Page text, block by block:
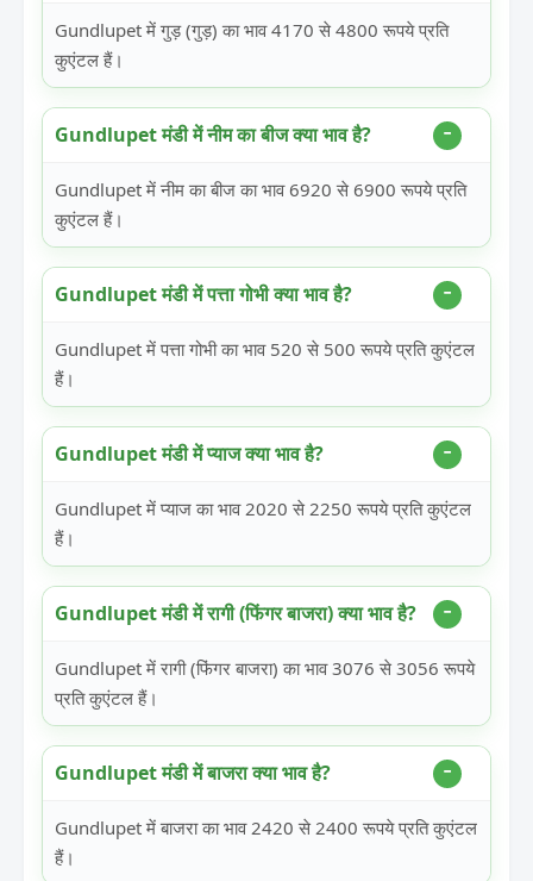
Gundlupet में गुड़ (गुड़) का भाव 4170 से 4800 रूपये प्रति
कुएंटल हैं।
Gundlupet मंडी में नीम का बीज क्या भाव है?
Gundlupet में नीम का बीज का भाव 6920 से 6900 रूपये प्रति
कुएंटल हैं।
Gundlupet मंडी में पत्ता गोभी क्या भाव है?
Gundlupet में पत्ता गोभी का भाव 520 से 500 रूपये प्रति कुएंटल
हैं।
Gundlupet मंडी में प्याज क्या भाव है?
Gundlupet में प्याज का भाव 2020 से 2250 रूपये प्रति कुएंटल
हैं।
Gundlupet मंडी में रागी (फिंगर बाजरा) क्या भाव है?
Gundlupet में रागी (फिंगर बाजरा) का भाव 3076 से 3056 रूपये
प्रति कुएंटल हैं।
Gundlupet मंडी में बाजरा क्या भाव है?
Gundlupet में बाजरा का भाव 2420 से 2400 रूपये प्रति कुएंटल
हैं।